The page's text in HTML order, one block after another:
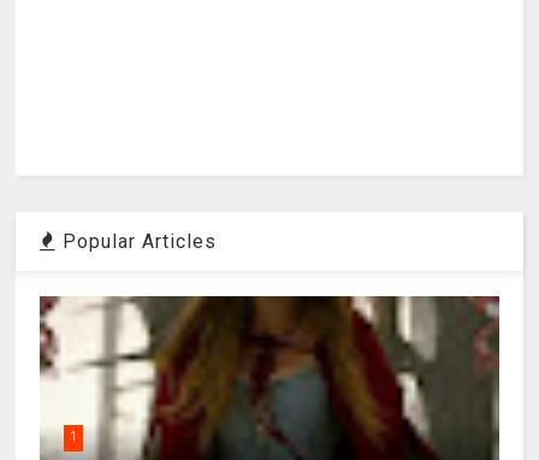
Popular Articles
1